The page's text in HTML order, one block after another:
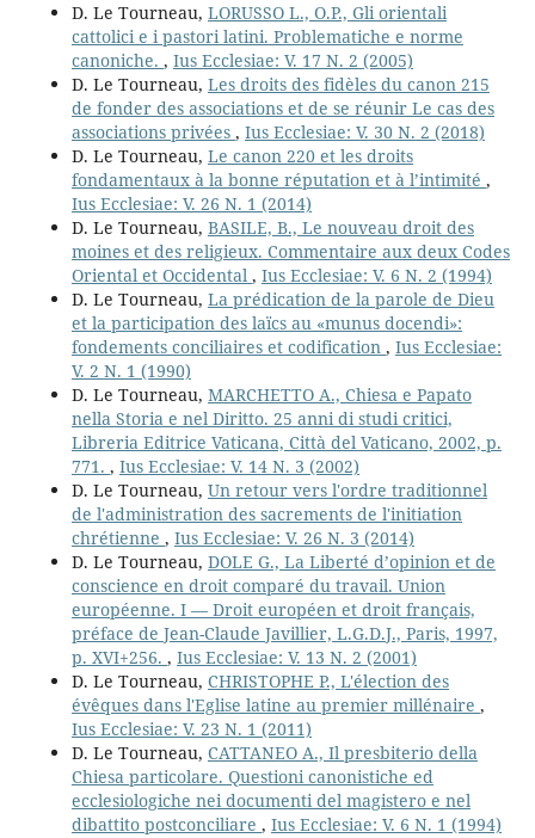
D. Le Tourneau, LORUSSO L., O.P., Gli orientali
cattolici e i pastori latini. Problematiche e norme
canoniche. , Ius Ecclesiae: V. 17 N. 2 (2005)
D. Le Tourneau, Les droits des fidèles du canon 215
de fonder des associations et de se réunir Le cas des
associations privées , Ius Ecclesiae: V. 30 N. 2 (2018)
D. Le Tourneau, Le canon 220 et les droits
fondamentaux à la bonne réputation et à l’intimité ,
Ius Ecclesiae: V. 26 N. 1 (2014)
D. Le Tourneau, BASILE, B., Le nouveau droit des
moines et des religieux. Commentaire aux deux Codes
Oriental et Occidental , Ius Ecclesiae: V. 6 N. 2 (1994)
D. Le Tourneau, La prédication de la parole de Dieu
et la participation des laïcs au «munus docendi»:
fondements conciliaires et codification , Ius Ecclesiae:
V. 2 N. 1 (1990)
D. Le Tourneau, MARCHETTO A., Chiesa e Papato
nella Storia e nel Diritto. 25 anni di studi critici,
Libreria Editrice Vaticana, Città del Vaticano, 2002, p.
771. , Ius Ecclesiae: V. 14 N. 3 (2002)
D. Le Tourneau, Un retour vers l'ordre traditionnel
de l'administration des sacrements de l'initiation
chrétienne , Ius Ecclesiae: V. 26 N. 3 (2014)
D. Le Tourneau, DOLE G., La Liberté d’opinion et de
conscience en droit comparé du travail. Union
européenne. I — Droit européen et droit français,
préface de Jean-Claude Javillier, L.G.D.J., Paris, 1997,
p. XVI+256. , Ius Ecclesiae: V. 13 N. 2 (2001)
D. Le Tourneau, CHRISTOPHE P., L'élection des
évêques dans l'Eglise latine au premier millénaire ,
Ius Ecclesiae: V. 23 N. 1 (2011)
D. Le Tourneau, CATTANEO A., Il presbiterio della
Chiesa particolare. Questioni canonistiche ed
ecclesiologiche nei documenti del magistero e nel
dibattito postconciliare , Ius Ecclesiae: V. 6 N. 1 (1994)